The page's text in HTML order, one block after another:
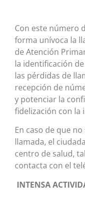
Con este número
forma unívoca la
de Atención
la identificación
las pérdidas de
recepción de
y potenciar la
fidelización con la
En caso de que
llamada, el
centro de salud,
contacta con el
INTENSA